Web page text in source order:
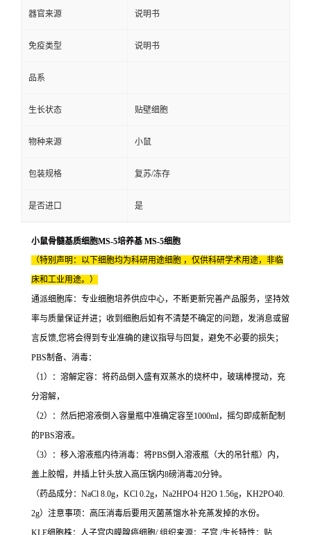
器官来源 说明书
免疫类型 说明书
品系
生长状态 贴壁细胞
物种来源 小鼠
包装规格 复苏/冻存
是否进口 是
小鼠骨髓基质细胞MS-5培养基 MS-5细胞
（特别声明：以下细胞均为科研用途细胞 ，仅供科研学术用途，非临
床和工业用途。）
通派细胞库：专业细胞培养供应中心，不断更新完善产品服务，坚持效
率与质量保证并进；收到细胞后如有不清楚不确定的问题，发消息或留
言反馈,您将会得到专业准确的建议指导与回复，避免不必要的损失；
PBS制备、消毒：
（1）：溶解定容：将药品倒入盛有双蒸水的烧杯中，玻璃棒搅动，充
分溶解，
（2）：然后把溶液倒入容量瓶中准确定容至1000ml，摇匀即成新配制
的PBS溶液。
（3）：移入溶液瓶内待消毒：将PBS倒入溶液瓶（大的吊针瓶）内，
盖上胶帽，并插上针头放入高压锅内8磅消毒20分钟。
（药品成分：NaCl 8.0g，KCl 0.2g，Na2HPO4·H2O 1.56g，KH2PO40.
2g）注意事项：高压消毒后要用灭菌蒸馏水补充蒸发掉的水份。
KLE细胞株：人子宫内膜腺癌细胞/ 组织来源：子宫 /生长特性：贴